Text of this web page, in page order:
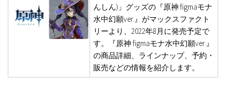
んしん)」グッズの『原神 figmaモナ
水中幻願ver.』がマックスファクト
リーより、2022年8月に発売予定で
す。『原神 figmaモナ水中幻願ver.』
の商品詳細、ラインナップ、予約・
販売などの情報を紹介します。